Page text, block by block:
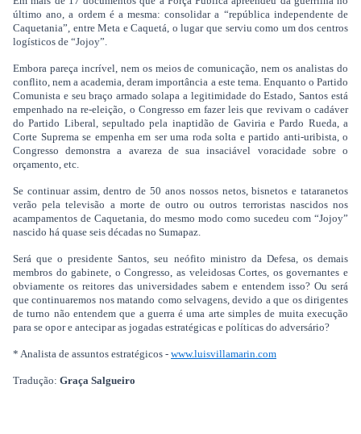
último ano, a ordem é a mesma: consolidar a “república independente de
Caquetania”, entre Meta e Caquetá, o lugar que serviu como um dos centros
logísticos de “Jojoy”.
Embora pareça incrível, nem os meios de comunicação, nem os analistas do
conflito, nem a academia, deram importância a este tema. Enquanto o Partido
Comunista e seu braço armado solapa a legitimidade do Estado, Santos está
empenhado na re-eleição, o Congresso em fazer leis que revivam o cadáver
do Partido Liberal, sepultado pela inaptidão de Gaviria e Pardo Rueda, a
Corte Suprema se empenha em ser uma roda solta e partido anti-uribista, o
Congresso demonstra a avareza de sua insaciável voracidade sobre o
orçamento, etc.
Se continuar assim, dentro de 50 anos nossos netos, bisnetos e tataranetos
verão pela televisão a morte de outro ou outros terroristas nascidos nos
acampamentos de Caquetania, do mesmo modo como sucedeu com “Jojoy”
nascido há quase seis décadas no Sumapaz.
Será que o presidente Santos, seu neófito ministro da Defesa, os demais
membros do gabinete, o Congresso, as veleidosas Cortes, os governantes e
obviamente os reitores das universidades sabem e entendem isso? Ou será
que continuaremos nos matando como selvagens, devido a que os dirigentes
de turno não entendem que a guerra é uma arte simples de muita execução
para se opor e antecipar as jogadas estratégicas e políticas do adversário?
* Analista de assuntos estratégicos - www.luisvillamarin.com
Tradução: Graça Salgueiro